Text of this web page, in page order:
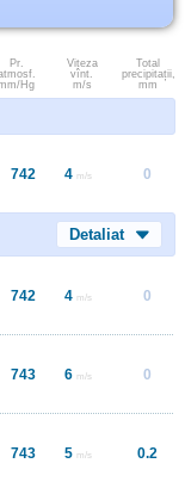
Pr.
Hg
Viteza
vînt.
m/s
Total
precipitații,
mm
742 4 m/s 0
Detaliat
742 4 m/s 0
743 6 m/s 0
743 5 m/s 0.2